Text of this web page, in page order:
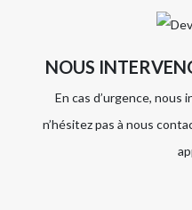
NOUS
En cas d’urgence, nous
n’hésitez pas à nous